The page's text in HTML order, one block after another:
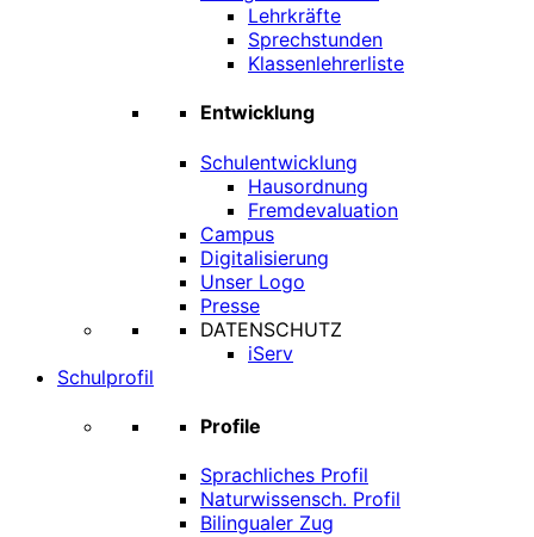
Lehrkräfte
Sprechstunden
Klassenlehrerliste
Entwicklung
Schulentwicklung
Hausordnung
Fremdevaluation
Campus
Digitalisierung
Unser Logo
Presse
DATENSCHUTZ
iServ
Schulprofil
Profile
Sprachliches Profil
Naturwissensch. Profil
Bilingualer Zug